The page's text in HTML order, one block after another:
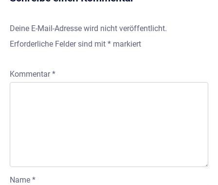
Deine E-Mail-Adresse wird nicht veröffentlicht.
Erforderliche Felder sind mit * markiert
Kommentar*
Name *